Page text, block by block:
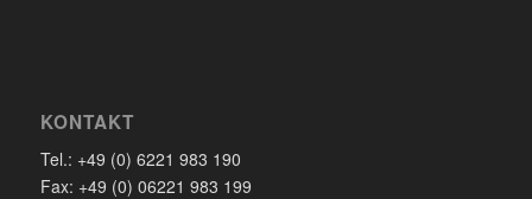
KONTAKT
Tel.: +49 (0) 6221 983 190
Fax: +49 (0) 06221 983 199